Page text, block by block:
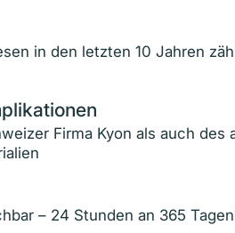
in den letzten 10 Jahren
Firma Kyon als auch
– 24 Stunden an 365